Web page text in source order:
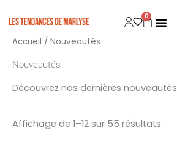
au
contenu
0
Panier
Accueil / Nouveautés
Nouveautés
Découvrez nos dernières nouveautés
Affichage de 1–12 sur 55 résultats